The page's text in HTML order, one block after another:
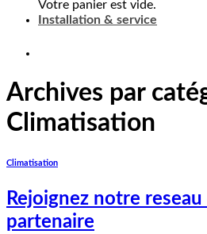
Installation & service
Archives par
Climatisation
Climatisation
Rejoignez notre
partenaire